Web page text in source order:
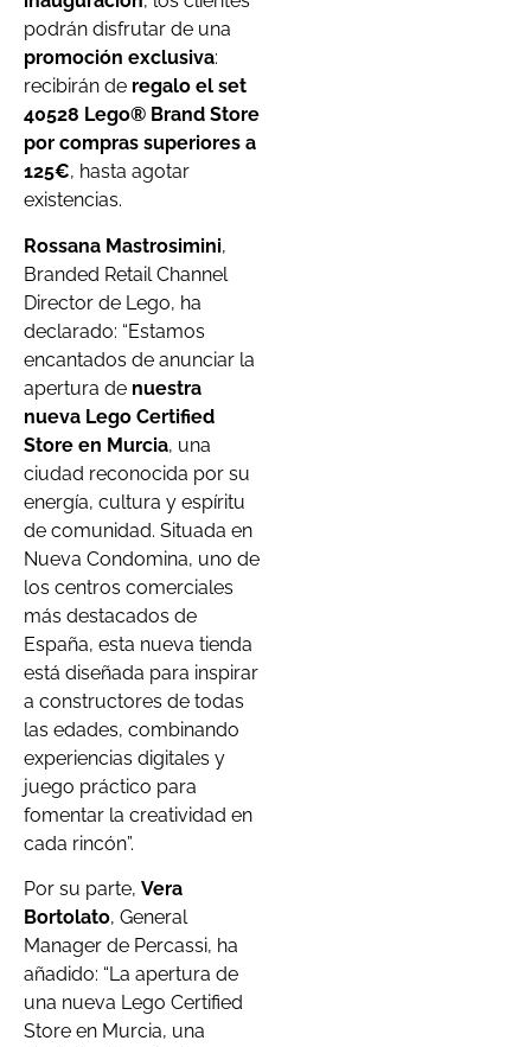
podrán disfrutar de una
promoción exclusiva:
recibirán de regalo el set
40528 Lego® Brand Store
por compras superiores a
125€, hasta agotar
existencias.
Rossana Mastrosimini,
Branded Retail Channel
Director de Lego, ha
declarado: “Estamos
encantados de anunciar la
apertura de nuestra
nueva Lego Certified
Store en Murcia, una
ciudad reconocida por su
energía, cultura y espíritu
de comunidad. Situada en
Nueva Condomina, uno de
los centros comerciales
más destacados de
España, esta nueva tienda
está diseñada para inspirar
a constructores de todas
las edades, combinando
experiencias digitales y
juego práctico para
fomentar la creatividad en
cada rincón”.
Por su parte, Vera
Bortolato, General
Manager de Percassi, ha
añadido: “La apertura de
una nueva Lego Certified
Store en Murcia, una